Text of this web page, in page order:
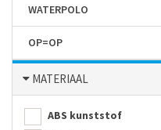
WATERPOLO
OP=OP
MATERIAAL
ABS kunststof